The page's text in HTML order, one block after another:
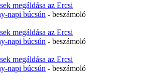
megáldása az Ercsi
napi búcsún - beszámoló
megáldása az Ercsi
napi búcsún - beszámoló
megáldása az Ercsi
napi búcsún - beszámoló